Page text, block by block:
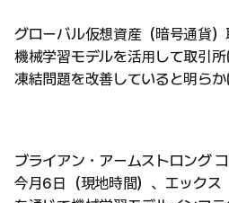
グローバル仮想資産（暗号通貨）
機械学習モデルを活用して取引
凍結問題を改善していると明らか
ブライアン・アームストロング
今月6日（現地時間）、エックス